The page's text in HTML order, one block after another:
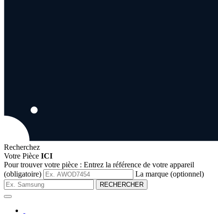
Recherchez
Votre Pièce ICI
Pour trouver votre pièce : Entrez la référence de votre appareil
(obligatoire)
La marque (optionnel)
RECHERCHER